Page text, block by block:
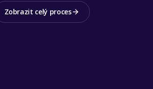
Zobrazit celý proces